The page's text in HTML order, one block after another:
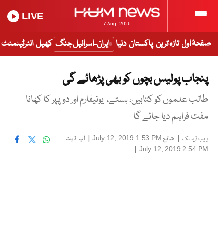
7 Aug, 2026
LIVE
صفحۂ اول تازہ ترین پاکستان دنیا ایران-اسرائیل جنگ کھیل انٹرٹینمنٹ
پنجاب پولیس بچوں کو بھی پڑھائے گی
طالب علموں کو کتابیں، بستے، یونیفارم اور دوپہر کا کھانا
مفت فراہم دیا جائے گا
ویب ڈیسک | شائع July 12, 2019 1:53 PM
| اپ ڈیٹ
July 12, 2019 2:54 PM
|